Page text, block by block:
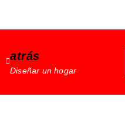
atrás
Diseñar un hogar